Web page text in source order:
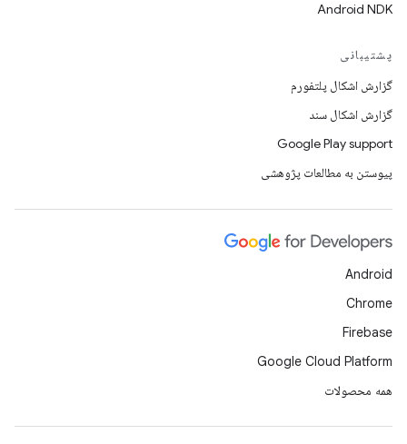
Android NDK
پشتیبانی
گزارش اشکال پلتفورم
گزارش اشکال سند
Google Play support
پیوستن به مطالعات پژوهشی
Android
Chrome
Firebase
Google Cloud Platform
همه محصولات